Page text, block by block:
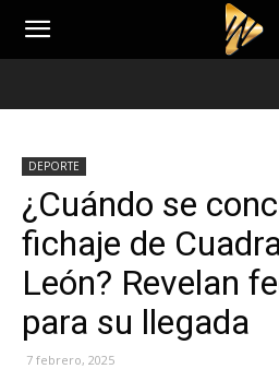
DEPORTE
¿Cuándo se
fichaje de
León? Revelan
para su llegada
7 febrero, 2025